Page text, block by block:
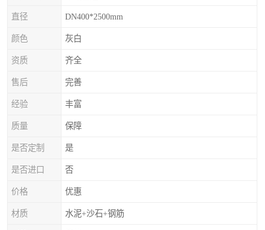
直径 DN400*2500mm
颜色 灰白
资质 齐全
售后 完善
经验 丰富
质量 保障
是否定制 是
是否进口 否
价格 优惠
材质 水泥+沙石+钢筋